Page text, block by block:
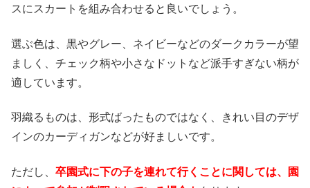
スにスカートを組み合わせると良いでしょう。
選ぶ色は、黒やグレー、ネイビーなどのダークカラーが望
ましく、チェック柄や小さなドットなど派手すぎない柄が
適しています。
羽織るものは、形式ばったものではなく、きれい目のデザ
インのカーディガンなどが好ましいです。
ただし、 卒園式に下の子を連れて行くことに関しては、園